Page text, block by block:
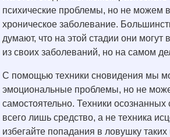
психические проблемы, но не можем
хроническое заболевание.
думают, что на этой стадии они могут
из своих заболеваний, но на самом
С помощью техники сновидения мы
эмоциональные проблемы, но не
самостоятельно. Техники осознанных
всего лишь средство, а не техника
избегайте попадания в ловушку